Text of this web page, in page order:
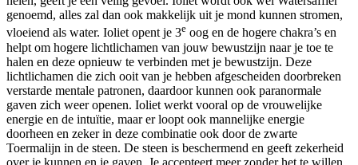
genoemd, alles zal dan ook makkelijk uit je mond kunnen stromen,
vloeiend als water. Ioliet opent je 3e oog en de hogere chakra’s en
helpt om hogere lichtlichamen van jouw bewustzijn naar je toe te
halen en deze opnieuw te verbinden met je bewustzijn. Deze
lichtlichamen die zich ooit van je hebben afgescheiden doorbreken
verstarde mentale patronen, daardoor kunnen ook paranormale
gaven zich weer openen. Ioliet werkt vooral op de vrouwelijke
energie en de intuïtie, maar er loopt ook mannelijke energie
doorheen en zeker in deze combinatie ook door de zwarte
Toermalijn in de steen. De steen is beschermend en geeft zekerheid
over je kunnen en je gaven. Je accepteert meer zonder het te willen